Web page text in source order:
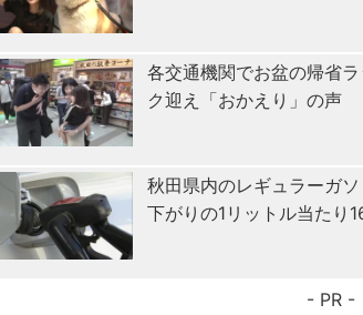
各交通機関でお盆の帰省
ク迎え「おかえり」の声
秋田県内のレギュラーガ
下がりの1リットル当たり
- PR -